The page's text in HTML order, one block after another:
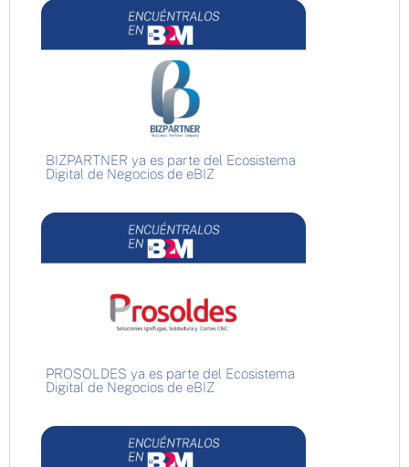
BIZPARTNER ya es parte del Ecosistema
Digital de Negocios de eBIZ
PROSOLDES ya es parte del Ecosistema
Digital de Negocios de eBIZ